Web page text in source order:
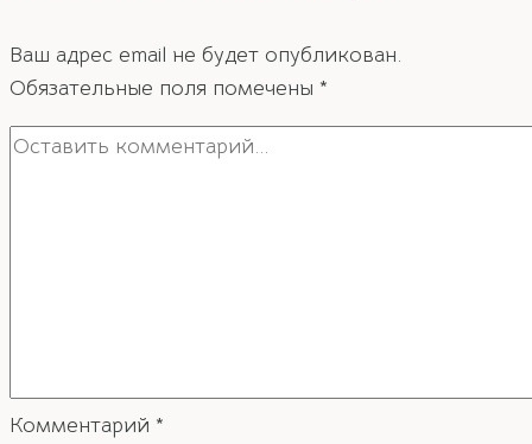
Ваш адрес email не будет опубликован.
Обязательные поля помечены *
Комментарий *